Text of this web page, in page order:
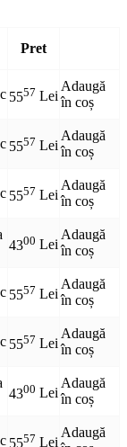
Pret
5557 Lei
Adaugă
în coș
5557 Lei
Adaugă
în coș
5557 Lei
Adaugă
în coș
4300 Lei
Adaugă
în coș
5557 Lei
Adaugă
în coș
5557 Lei
Adaugă
în coș
4300 Lei
Adaugă
în coș
5557 Lei
Adaugă